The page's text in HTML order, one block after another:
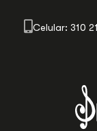
Celular: 310